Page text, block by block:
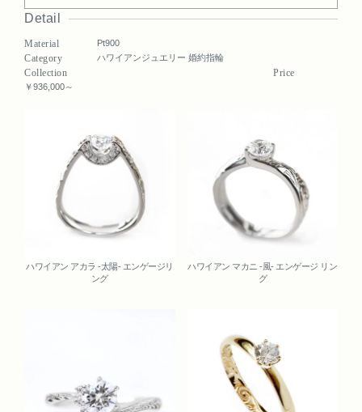
Detail
Material Pt900
Category ハワイアンジュエリー 婚約指輪
Collection Price
￥936,000～
ハワイアン アカラ -太陽- エンゲージリ
ング
ハワイアン マカニ -風- エンゲージ リン
グ